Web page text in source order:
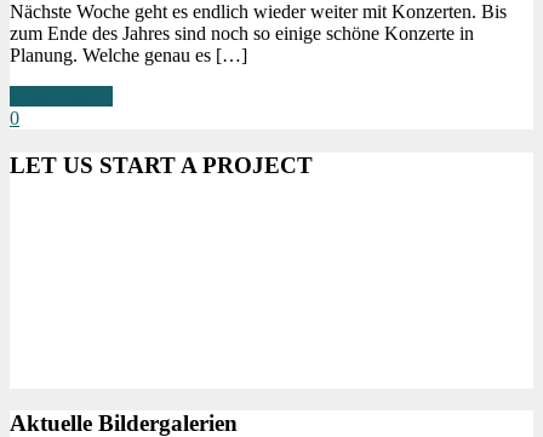
Nächste Woche geht es endlich wieder weiter mit Konzerten. Bis
zum Ende des Jahres sind noch so einige schöne Konzerte in
Planung. Welche genau es […]
0
LET US START A PROJECT
Aktuelle Bildergalerien